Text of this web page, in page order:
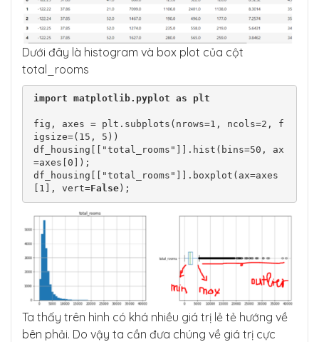
Dưới đây là histogram và box plot của cột
total_rooms
import matplotlib.pyplot as plt
fig, axes = plt.subplots(nrows=1, ncols=2, f
igsize=(15, 5))
df_housing[["total_rooms"]].hist(bins=50, ax
=axes[0]);
df_housing[["total_rooms"]].boxplot(ax=axes
[1], vert=False);
Ta thấy trên hình có khá nhiều giá trị lẻ tẻ hướng về
bên phải. Do vậy ta cần đưa chúng về giá trị cực